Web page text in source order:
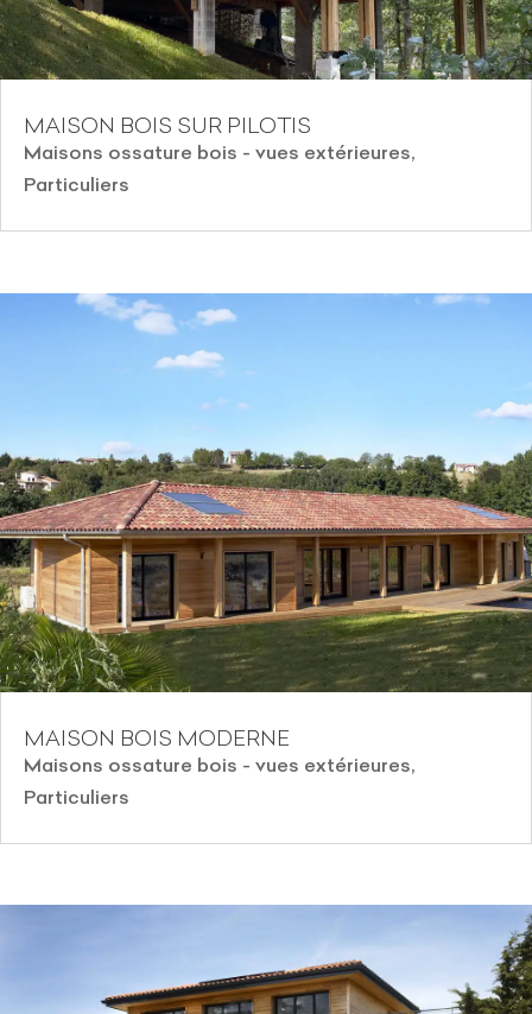
MAISON BOIS SUR PILOTIS
Maisons ossature bois - vues extérieures,
Particuliers
MAISON BOIS MODERNE
Maisons ossature bois - vues extérieures,
Particuliers